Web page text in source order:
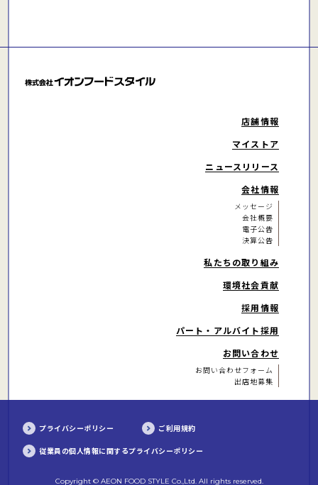
店舗情報
マイストア
ニュースリリース
会社情報
メッセージ
会社概要
電子公告
決算公告
私たちの取り組み
環境社会貢献
採用情報
パート・アルバイト採用
お問い合わせ
お問い合わせフォーム
出店地募集
プライバシーポリシー ご利用規約
従業員の個人情報に関するプライバシーポリシー
Copyright © AEON FOOD STYLE Co.,Ltd. All rights reserved.